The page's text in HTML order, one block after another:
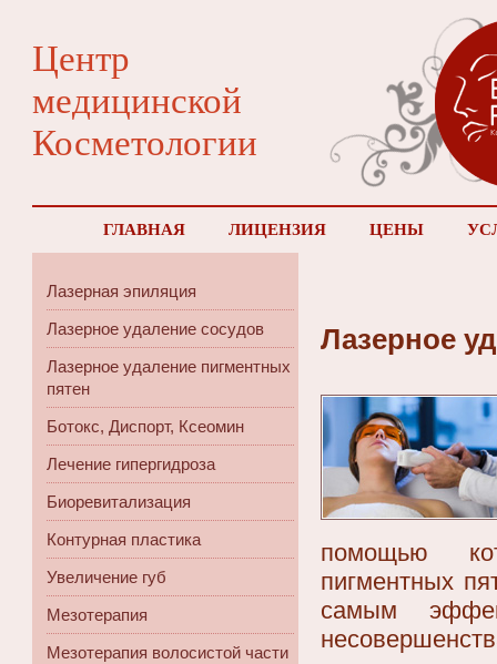
Центр
медицинской
Косметологии
ГЛАВНАЯ ЛИЦЕНЗИЯ ЦЕНЫ
Лазерная эпиляция
Лазерное удаление сосудов
Лазерное удаление пигментных
пятен
Ботокс, Диспорт, Ксеомин
Лечение гипергидроза
Биоревитализация
Контурная пластика
Увеличение губ
Мезотерапия
Мезотерапия волосистой части
Лазерное
помощью
пигментных
самым